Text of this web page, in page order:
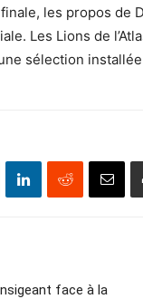
les propos de
Les Lions de
sélection
face à la